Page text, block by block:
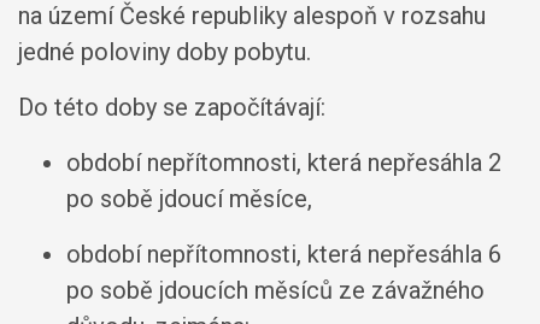
na území České republiky alespoň v rozsahu
jedné poloviny doby pobytu.
Do této doby se započítávají:
období nepřítomnosti, která nepřesáhla 2
po sobě jdoucí měsíce,
období nepřítomnosti, která nepřesáhla 6
po sobě jdoucích měsíců ze závažného